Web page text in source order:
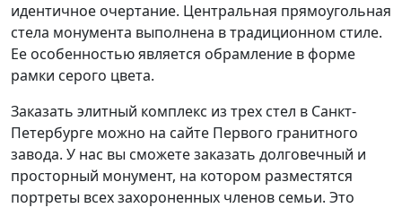
идентичное очертание. Центральная прямоугольная
стела монумента выполнена в традиционном стиле.
Ее особенностью является обрамление в форме
рамки серого цвета.
Заказать элитный комплекс из трех стел в Санкт-
Петербурге можно на сайте Первого гранитного
завода. У нас вы сможете заказать долговечный и
просторный монумент, на котором разместятся
портреты всех захороненных членов семьи. Это